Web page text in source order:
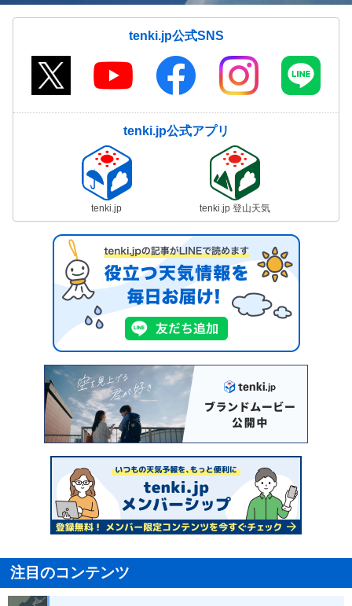
tenki.jp公式SNS
tenki.jp公式アプリ
tenki.jp tenki.jp 登山天気
注目のコンテンツ